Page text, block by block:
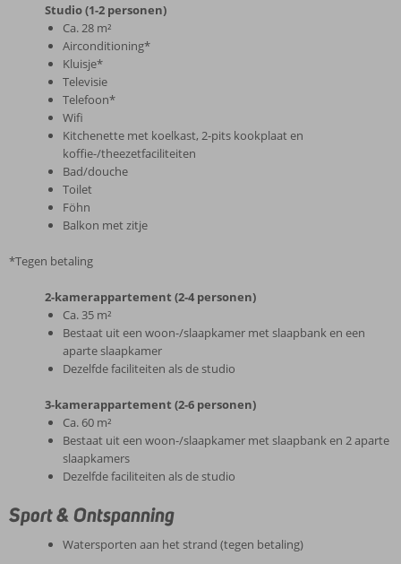
Studio (1-2 personen)
Ca. 28 m²
Airconditioning*
Kluisje*
Televisie
Telefoon*
Wifi
Kitchenette met koelkast, 2-pits kookplaat en
koffie-/theezetfaciliteiten
Bad/douche
Toilet
Föhn
Balkon met zitje
*Tegen betaling
2-kamerappartement (2-4 personen)
Ca. 35 m²
Bestaat uit een woon-/slaapkamer met slaapbank en een
aparte slaapkamer
Dezelfde faciliteiten als de studio
3-kamerappartement (2-6 personen)
Ca. 60 m²
Bestaat uit een woon-/slaapkamer met slaapbank en 2 aparte
slaapkamers
Dezelfde faciliteiten als de studio
Sport & Ontspanning
Watersporten aan het strand (tegen betaling)